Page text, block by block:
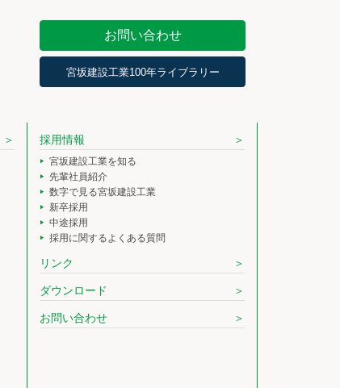
お問い合わせ
宮坂建設工業100年ライブラリー
採用情報
宮坂建設工業を知る
先輩社員紹介
数字で見る宮坂建設工業
新卒採用
中途採用
採用に関するよくある質問
リンク
ダウンロード
お問い合わせ